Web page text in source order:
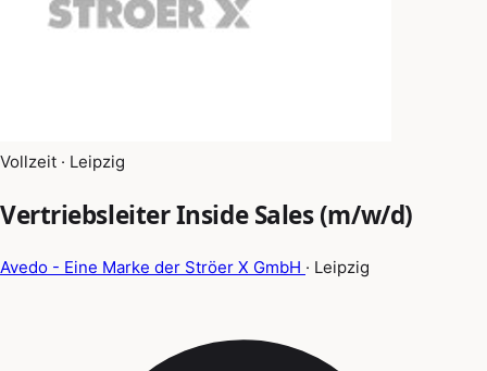
Vollzeit · Leipzig
Vertriebsleiter Inside Sales (m/w/d)
Avedo - Eine Marke der Ströer X GmbH · Leipzig